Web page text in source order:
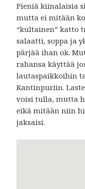
Pieniä kiinalaisia
mutta ei mitään
“kultainen” katto
salaatti, soppa ja
pärjää ihan ok.
rahansa käyttää
lautaspaikkoihin
Kantinpuriin.
voisi tulla, mutta
eikä mitään niin
jaksaisi.